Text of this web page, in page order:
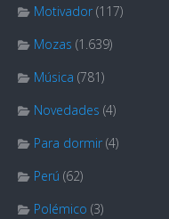
Motivador (117)
Mozas (1.639)
Música (781)
Novedades (4)
Para dormir (4)
Perú (62)
Polémico (3)